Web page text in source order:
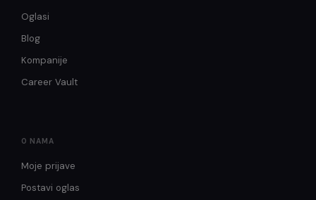
Oglasi
Blog
Kompanije
Career Vault
O NAMA
Moje prijave
Postavi oglas